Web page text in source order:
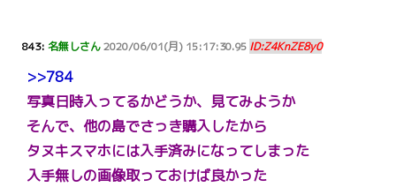
843: 名無しさん2020/06/01(月) 15:17:30.95 ID:Z4KnZE8y0
>>784
写真日時入ってるかどうか、見てみようか
そんで、他の島でさっき購入したから
タヌキスマホには入手済みになってしまった
入手無しの画像取っておけば良かった